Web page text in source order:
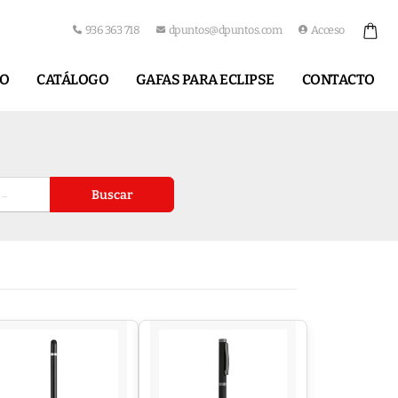
936 363 718 dpuntos@dpuntos.com Acceso
CATÁLOGO GAFAS PARA ECLIPSE CONTACTO
Buscar